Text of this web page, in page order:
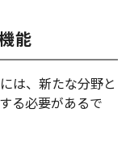
能
は、新たな分野と
る必要があるで